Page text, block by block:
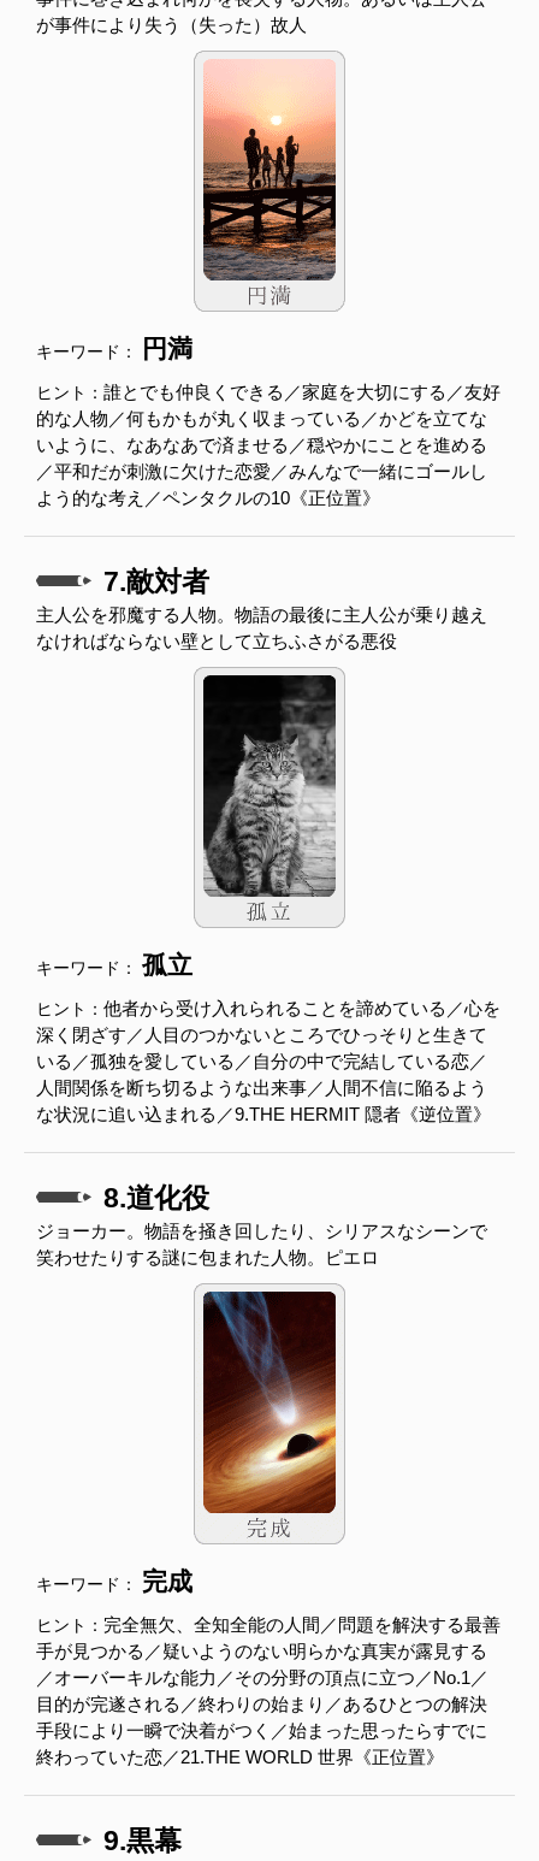
が事件により失う（失った）故人
キーワード： 円満
ヒント： 誰とでも仲良くできる／家庭を大切にする／友好
的な人物／何もかもが丸く収まっている／かどを立てな
いように、なあなあで済ませる／穏やかにことを進める
／平和だが刺激に欠けた恋愛／みんなで一緒にゴールし
よう的な考え／ペンタクルの10《正位置》
7.敵対者
主人公を邪魔する人物。物語の最後に主人公が乗り越え
なければならない壁として立ちふさがる悪役
キーワード： 孤立
ヒント： 他者から受け入れられることを諦めている／心を
深く閉ざす／人目のつかないところでひっそりと生きて
いる／孤独を愛している／自分の中で完結している恋／
人間関係を断ち切るような出来事／人間不信に陥るよう
な状況に追い込まれる／9.THE HERMIT 隠者《逆位置》
8.道化役
ジョーカー。物語を掻き回したり、シリアスなシーンで
笑わせたりする謎に包まれた人物。ピエロ
キーワード： 完成
ヒント： 完全無欠、全知全能の人間／問題を解決する最善
手が見つかる／疑いようのない明らかな真実が露見する
／オーバーキルな能力／その分野の頂点に立つ／No.1／
目的が完遂される／終わりの始まり／あるひとつの解決
手段により一瞬で決着がつく／始まった思ったらすでに
終わっていた恋／21.THE WORLD 世界《正位置》
9.黒幕